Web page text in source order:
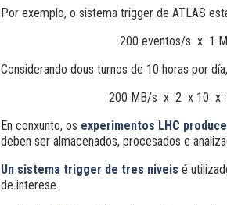
Por exemplo, o sistema trigger de ATLAS
200 eventos/s x 1
Considerando dous turnos de 10 horas por
200 MB/s x 2 x 10 x
En conxunto, os experimentos LHC
deben ser almacenados, procesados e
Un sistema trigger de tres niveis é
de interese.